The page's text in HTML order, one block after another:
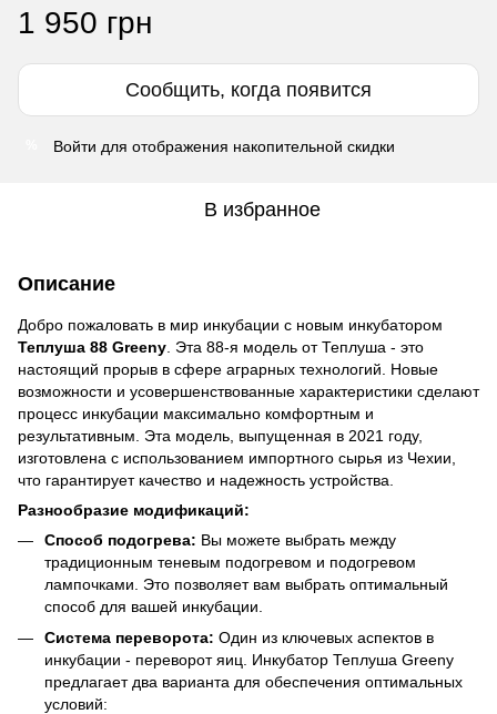
1 950 грн
Сообщить, когда появится
Войти для отображения накопительной скидки
В избранное
Описание
Добро пожаловать в мир инкубации с новым инкубатором
Теплуша 88 Greeny . Эта 88-я модель от Теплуша - это
настоящий прорыв в сфере аграрных технологий. Новые
возможности и усовершенствованные характеристики сделают
процесс инкубации максимально комфортным и
результативным. Эта модель, выпущенная в 2021 году,
изготовлена с использованием импортного сырья из Чехии,
что гарантирует качество и надежность устройства.
Разнообразие модификаций:
Способ подогрева: Вы можете выбрать между
традиционным теневым подогревом и подогревом
лампочками. Это позволяет вам выбрать оптимальный
способ для вашей инкубации.
Система переворота: Один из ключевых аспектов в
инкубации - переворот яиц. Инкубатор Теплуша Greeny
предлагает два варианта для обеспечения оптимальных
условий: